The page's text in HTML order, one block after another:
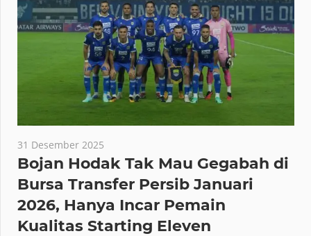
31 Desember 2025
Bojan Hodak Tak Mau Gegabah di
Bursa Transfer Persib Januari
2026, Hanya Incar Pemain
Kualitas Starting Eleven